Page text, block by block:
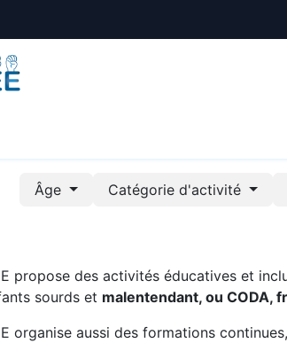
Âge Catégorie d'activité
propose des activités éducatives et
sourds et malentendant, ou CODA,
organise aussi des formations